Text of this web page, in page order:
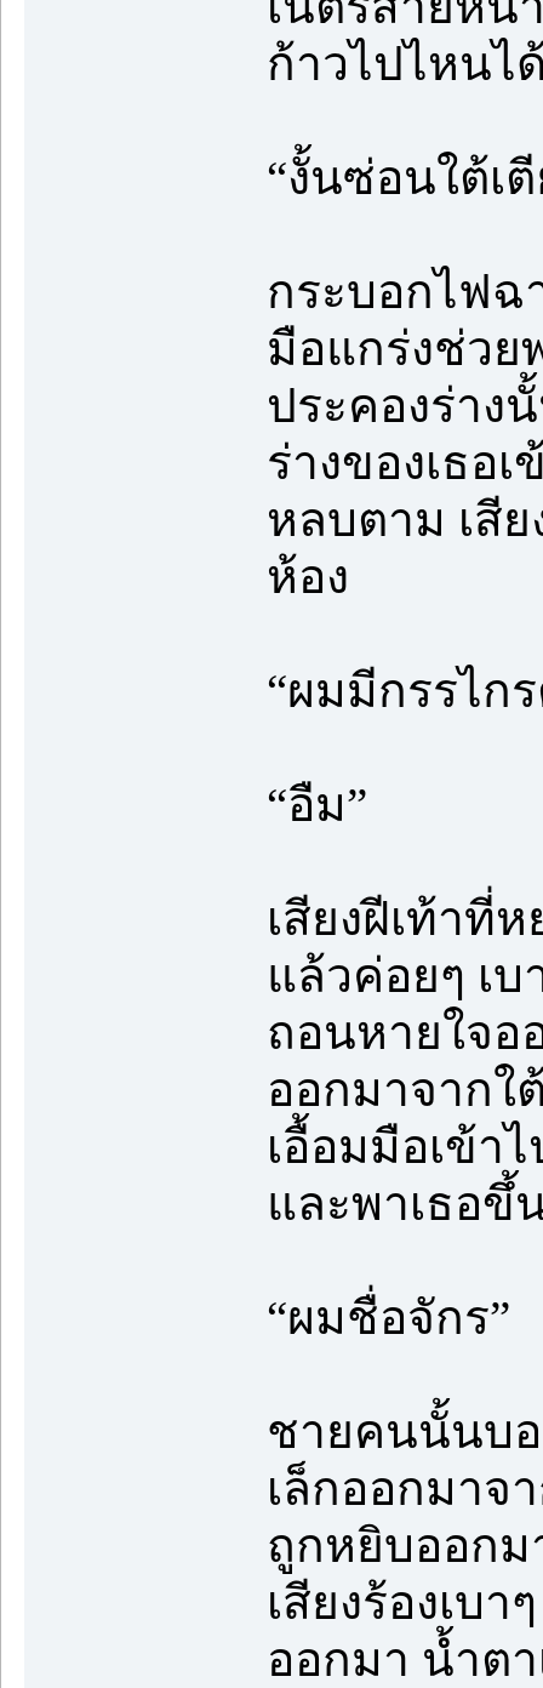
ก้าวไปไหนไ
“งั้นซ่อนใต้เ
กระบอกไฟฉ
มือแกร่งช่วย
ประคองร่าง
ร่างของเธอ
หลบตาม เสี
ห้อง
“ผมมีกรรไก
“อืม”
เสียงฝีเท้าที่
แล้วค่อยๆ เ
ถอนหายใจอ
ออกมาจากใ
เอื้อมมือเข้า
และพาเธอขึ้
“ผมชื่อจักร”
ชายคนนั้นบ
เล็กออกมาจ
ถูกหยิบออกม
เสียงร้องเบ
ออกมา น้ำต